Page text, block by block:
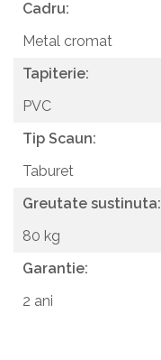
Cadru:
Metal cromat
Tapiterie:
PVC
Tip Scaun:
Taburet
Greutate sustinuta:
80 kg
Garantie:
2 ani